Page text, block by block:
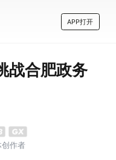
APP打开
战合肥政务
创作者